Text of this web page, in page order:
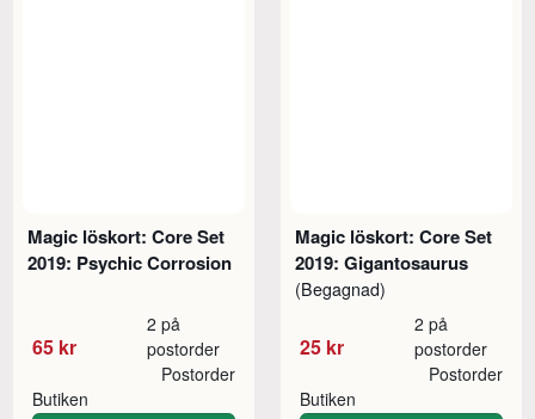
Magic löskort: Core Set
2019: Psychic Corrosion
65 kr
2 på
postorder
Butiken
Postorder
Magic löskort: Core Set
2019: Gigantosaurus
(Begagnad)
25 kr
2 på
postorder
Butiken
Postorder